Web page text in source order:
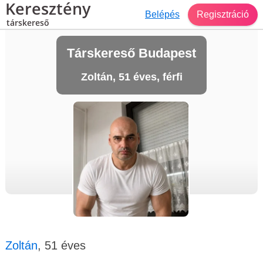
Keresztény
társkereső
Belépés Regisztráció
Társkereső Budapest
Zoltán, 51 éves, férfi
Zoltán, 51 éves